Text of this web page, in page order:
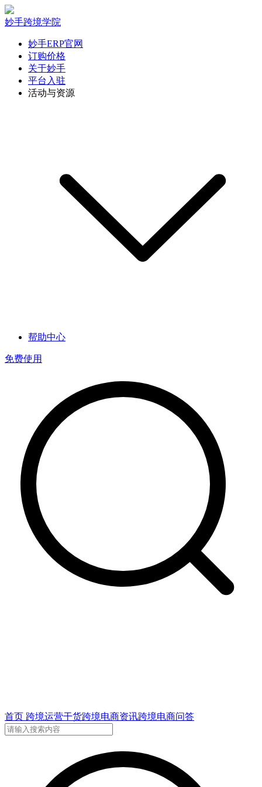
妙手跨境学院
妙手ERP官网
订购价格
关于妙手
平台入驻
活动与资源
帮助中心
免费使用
首页 跨境运营干货跨境电商资讯跨境电商问答